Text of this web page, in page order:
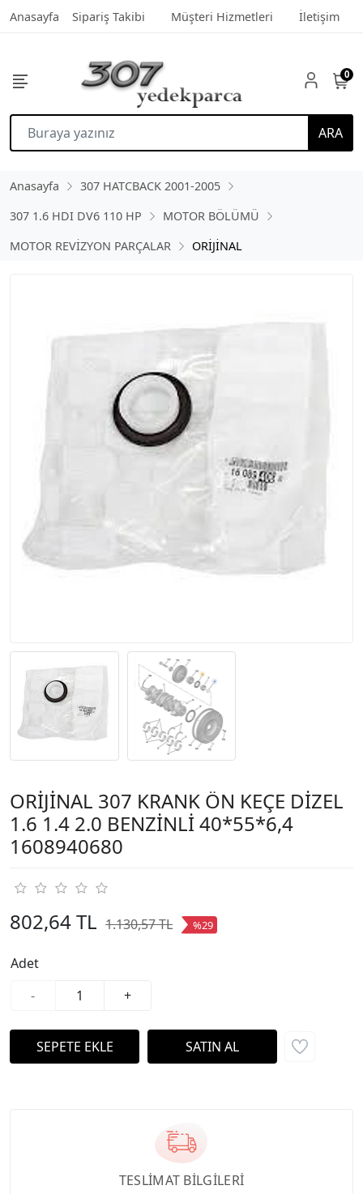
Anasayfa Sipariş Takibi Müşteri Hizmetleri İletişim
ARA
0
Anasayfa
307 HATCBACK 2001-2005
307 1.6 HDI DV6 110 HP
MOTOR BÖLÜMÜ
MOTOR REVİZYON PARÇALAR
ORİJİNAL
ORİJİNAL 307 KRANK ÖN KEÇE DİZEL
1.6 1.4 2.0 BENZİNLİ 40*55*6,4
1608940680
802,64 TL 1.130,57 TL %29
Adet
-
+
TESLİMAT BİLGİLERİ